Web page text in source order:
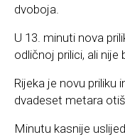
dvoboja.
U 13. minuti nova
odličnoj prilici, ali nije
Rijeka je novu priliku
dvadeset metara
Minutu kasnije